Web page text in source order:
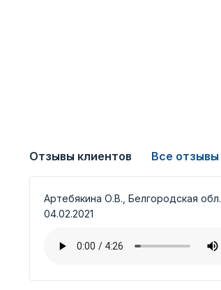
Отзывы клиентов Все отзывы
Артебякина О.В., Белгородская обл.,
04.02.2021